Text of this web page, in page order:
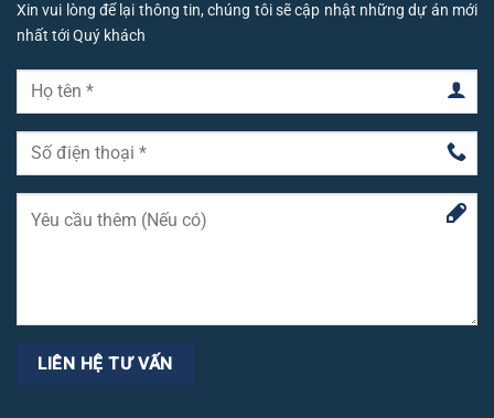
Xin vui lòng để lại thông tin, chúng tôi sẽ cập nhật những dự án mới
nhất tới Quý khách